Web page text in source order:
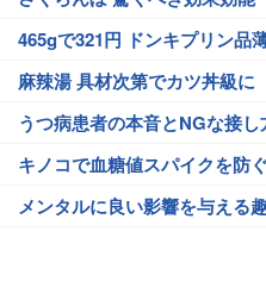
465gで321円 ドンキプリン品
麻辣湯 具材次第でカツ丼級に
うつ病患者の本音とNGな接し
キノコで血糖値スパイクを防ぐ
メンタルに良い影響を与える